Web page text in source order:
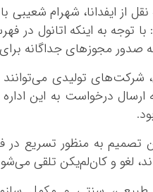
از ایفدانا، شهرام
با توجه به اینکه اتانول
شرکت‌های تولیدی
ارسال درخواست به این
تصمیم به منظور تسریع در
لغو و کان‌لم‌یکن تلقی